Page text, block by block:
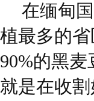
在缅甸
植最多的
90%的黑
就是在收